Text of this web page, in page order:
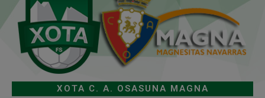
XOTA C. A. OSASUNA MAGNA